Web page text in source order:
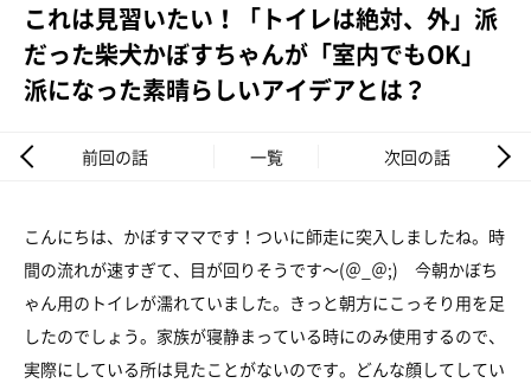
これは見習いたい！「トイレは絶対、外」派
だった柴犬かぼすちゃんが「室内でもOK」
派になった素晴らしいアイデアとは？
前回の話 一覧 次回の話
こんにちは、かぼすママです！ついに師走に突入しましたね。時
間の流れが速すぎて、目が回りそうです～(＠_＠;) 今朝かぼち
ゃん用のトイレが濡れていました。きっと朝方にこっそり用を足
したのでしょう。家族が寝静まっている時にのみ使用するので、
実際にしている所は見たことがないのです。どんな顔してしてい